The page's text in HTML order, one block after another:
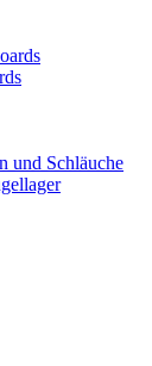
und Schläuche